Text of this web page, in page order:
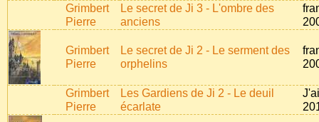
Grimbert
Pierre
Le secret de Ji 3 - L'ombre des
anciens
Grimbert
Pierre
Le secret de Ji 2 - Le serment des
orphelins
Grimbert
Pierre
Les Gardiens de Ji 2 - Le deuil
écarlate